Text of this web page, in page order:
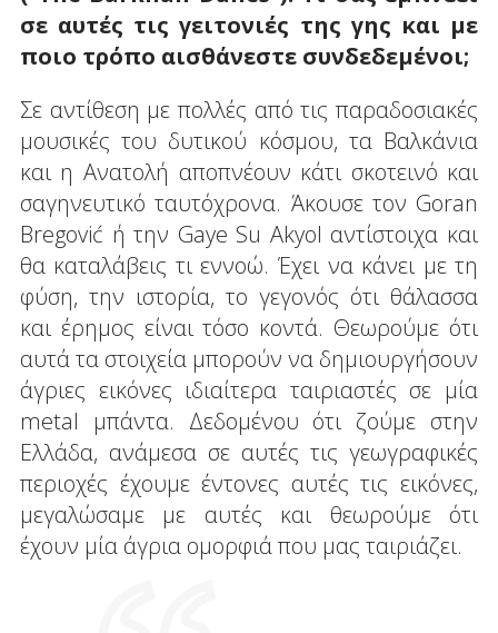
σε αυτές τις γειτονιές της γης και με
ποιο τρόπο αισθάνεστε συνδεδεμένοι;
Σε αντίθεση με πολλές από τις παραδοσιακές
μουσικές του δυτικού κόσμου, τα Βαλκάνια
και η Ανατολή αποπνέουν κάτι σκοτεινό και
σαγηνευτικό ταυτόχρονα. Άκουσε τον Goran
Bregović ή την Gaye Su Akyol αντίστοιχα και
θα καταλάβεις τι εννοώ. Έχει να κάνει με τη
φύση, την ιστορία, το γεγονός ότι θάλασσα
και έρημος είναι τόσο κοντά. Θεωρούμε ότι
αυτά τα στοιχεία μπορούν να δημιουργήσουν
άγριες εικόνες ιδιαίτερα ταιριαστές σε μία
metal μπάντα. Δεδομένου ότι ζούμε στην
Ελλάδα, ανάμεσα σε αυτές τις γεωγραφικές
περιοχές έχουμε έντονες αυτές τις εικόνες,
μεγαλώσαμε με αυτές και θεωρούμε ότι
έχουν μία άγρια ομορφιά που μας ταιριάζει.